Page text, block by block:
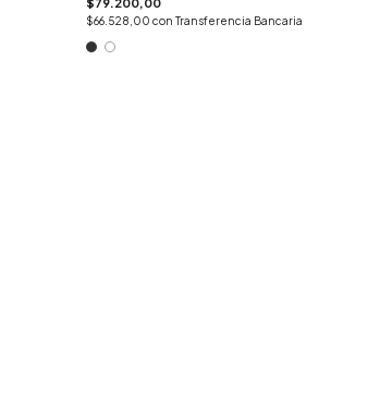
$79.200,00
$66.528,00con Transferencia Bancaria